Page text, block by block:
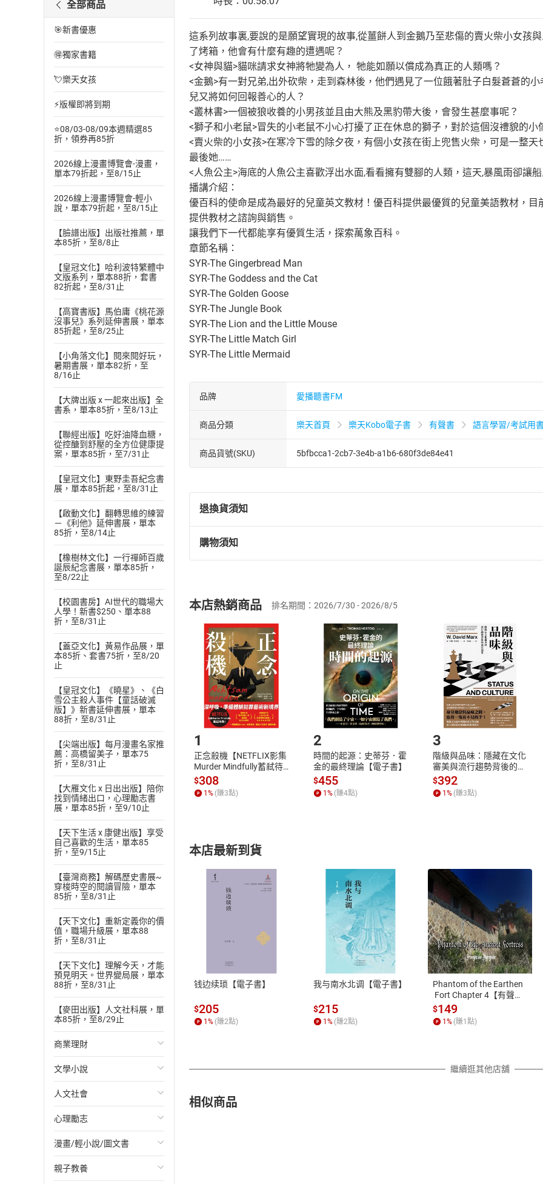
全部商品
🎯新書優惠
🉐獨家書籍
💘樂天女孩
⚡版權即將到期
⭐08/03-08/09本週精選85
折，領券再85折
2026線上漫畫博覽會-漫畫，
單本79折起，至8/15止
2026線上漫畫博覽會-輕小
說，單本79折起，至8/15止
【臉譜出版】出版社推薦，單
本85折，至8/8止
【皇冠文化】哈利波特繁體中
文版系列，單本88折，套書
82折起，至8/31止
【高寶書版】馬伯庸《桃花源
沒事兒》系列延伸書展，單本
85折起，至8/25止
【小角落文化】閱來閱好玩，
暑期書展，單本82折，至
8/16止
【大牌出版 x 一起來出版】全
書系，單本85折，至8/13止
【聯經出版】吃好油降血糖，
從控醣到舒壓的全方位健康提
案，單本85折，至7/31止
【皇冠文化】東野圭吾紀念書
展，單本85折起，至8/31止
【啟動文化】翻轉思維的練習
－《利他》延伸書展，單本
85折，至8/14止
【橡樹林文化】一行禪師百歲
誕辰紀念書展，單本85折，
至8/22止
【校園書房】AI世代的職場大
人學！新書$250、單本88
折，至8/31止
【蓋亞文化】黃易作品展，單
本85折、套書75折，至8/20
止
【皇冠文化】《曉星》、《白
雪公主殺人事件【童話破滅
版】》新書延伸書展，單本
88折，至8/31止
【尖端出版】每月漫畫名家推
薦：高橋留美子，單本75
折，至8/31止
【大雁文化 x 日出出版】陪你
找到情緒出口，心理勵志書
展，單本85折，至9/10止
【天下生活 x 康健出版】享受
自己喜歡的生活，單本85
折，至9/15止
【臺灣商務】解碼歷史書展~
穿梭時空的閱讀冒險，單本
85折，至8/31止
【天下文化】重新定義你的價
值，職場升級展，單本88
折，至8/31止
【天下文化】理解今天，才能
預見明天。世界變局展，單本
88折，至8/31止
【麥田出版】人文社科展，單
本85折，至8/29止
商業理財
投資理財
經濟/趨勢
財務/金融
管理/領導
職場工作術
文學小說
歐美文學
日本文學
韓國文學
華文文學
人文社會
國際關係
政治
社會科學
心理勵志
心靈成長/情緒
人際關係
漫畫/輕小說/圖文書
輕小說
親子教養
這系列故事裏,要說的是願望實現的故事,從薑餅人到金鵝乃至悲傷的賣火柴小女孩
了烤箱，他會有什麼有趣的遭遇呢？
<女神與貓>貓咪請求女神將牠變為人， 牠能如願以償成為真正的人類嗎？
<金鵝>有一對兄弟,出外砍柴，走到森林後，他們遇見了一位餓著肚子白髮蒼蒼的
兒又將如何回報善心的人？
<叢林書>一個被狼收養的小男孩並且由大熊及黑豹帶大後，會發生甚麼事呢？
<獅子和小老鼠>冒失的小老鼠不小心打擾了正在休息的獅子，對於這個沒禮貌的小
<賣火柴的小女孩>在寒冷下雪的除夕夜，有個小女孩在街上兜售火柴，可是一整
最後她……
<人魚公主>海底的人魚公主喜歡浮出水面,看看擁有雙腳的人類，這天,暴風雨卻讓
播講介紹：
優百科的使命是成為最好的兒童英文教材！優百科提供最優質的兒童美語教材，
提供教材之諮詢與銷售。
讓我們下一代都能享有優質生活，探索萬象百科。
章節名稱：
SYR-The Gingerbread Man
SYR-The Goddess and the Cat
SYR-The Golden Goose
SYR-The Jungle Book
SYR-The Lion and the Little Mouse
SYR-The Little Match Girl
SYR-The Little Mermaid
品牌 愛播聽書FM
商品分類 樂天首頁 樂天Kobo電子書 有聲書 語言學習/考試用
商品貨號(SKU) 5bfbcca1-2cb7-3e4b-a1b6-680f3de84e41
退換貨須知
退換貨規定：
(一)依消費者保護法第19條第1項後段暨通訊交易解除權合理例外情事適用
(二)消費者訂購本店鋪之商品即代表知悉本店鋪所銷售之商品為電子書，
且已下載/存取電子書，不得請求退貨退款。
退貨方式：您欲取消訂單或辦理退貨時，請登入樂天市場，並於「我的訂單
貨」，本店鋪將依您的申請進行審核，待審核通過後將為您辦理退款事宜。
請注意，樂天市場須以整筆訂單為單位進行取消/退貨，恕無法以單支商品取
購物須知
挑選商品
Choose
放入購物車
Shopping cart
登入帳號
Login
購書後，如何開始使用？
Step1.選擇閱讀載具 Step2.登入
付款方式
ATM轉帳、信用卡、LINE PAY、AFTEE
退換貨規範
本店是否提供消費者保護法七日猶
之權利，遽消費者保護法及通訊交
除權合理例外情事適用準則，依商
質各有不同規定。詳細退換貨說明
照各商品說明。
本店熱銷商品 排名期間：2026/7/30 - 2026/8/5
1
正念殺機【NETFLIX影集
Murder Mindfully蓄弒待
發】【電子書】
$308
1 % (賺3點)
2
時間的起源：史蒂芬．霍
金的最終理論【電子書】
$455
1 % (賺4點)
3
階級與品味：隱藏在文化
審美與流行趨勢背後的地
位渴望【電子書】
$392
1 % (賺3點)
本店最新到貨
钱边续琐【電子書】
$205
1 % (賺2點)
我与南水北调【電子書】
$215
1 % (賺2點)
Phantom of the Earthen
Fort Chapter 4【有聲
書】
$149
1 % (賺1 點)
繼續逛其他店舖
相似商品